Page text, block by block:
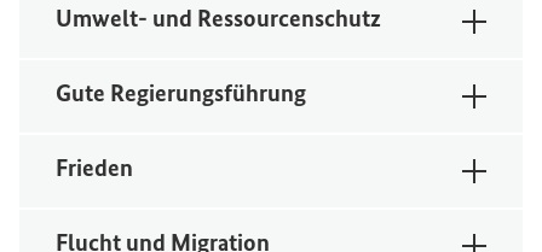
Umwelt- und Ressourcenschutz
Gute Regierungsführung
Frieden
Flucht und Migration